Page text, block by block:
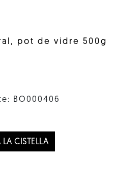
pot de vidre 500g
BO000406
LA CISTELLA
IDIOMA: CAT